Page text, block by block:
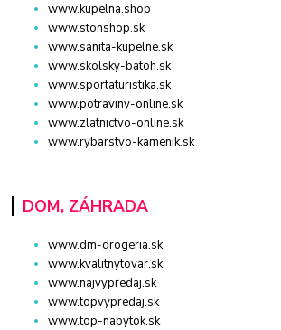
www.kupelna.shop
www.stonshop.sk
www.sanita-kupelne.sk
www.skolsky-batoh.sk
www.sportaturistika.sk
www.potraviny-online.sk
www.zlatnictvo-online.sk
www.rybarstvo-kamenik.sk
DOM, ZÁHRADA
www.dm-drogeria.sk
www.kvalitnytovar.sk
www.najvypredaj.sk
www.topvypredaj.sk
www.top-nabytok.sk